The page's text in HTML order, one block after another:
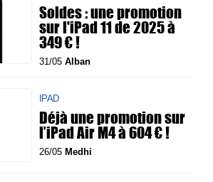
Soldes : une promotion
sur l'iPad 11 de 2025 à
349 € !
31/05 Alban
IPAD
Déjà une promotion sur
l’iPad Air M4 à 604 € !
26/05 Medhi